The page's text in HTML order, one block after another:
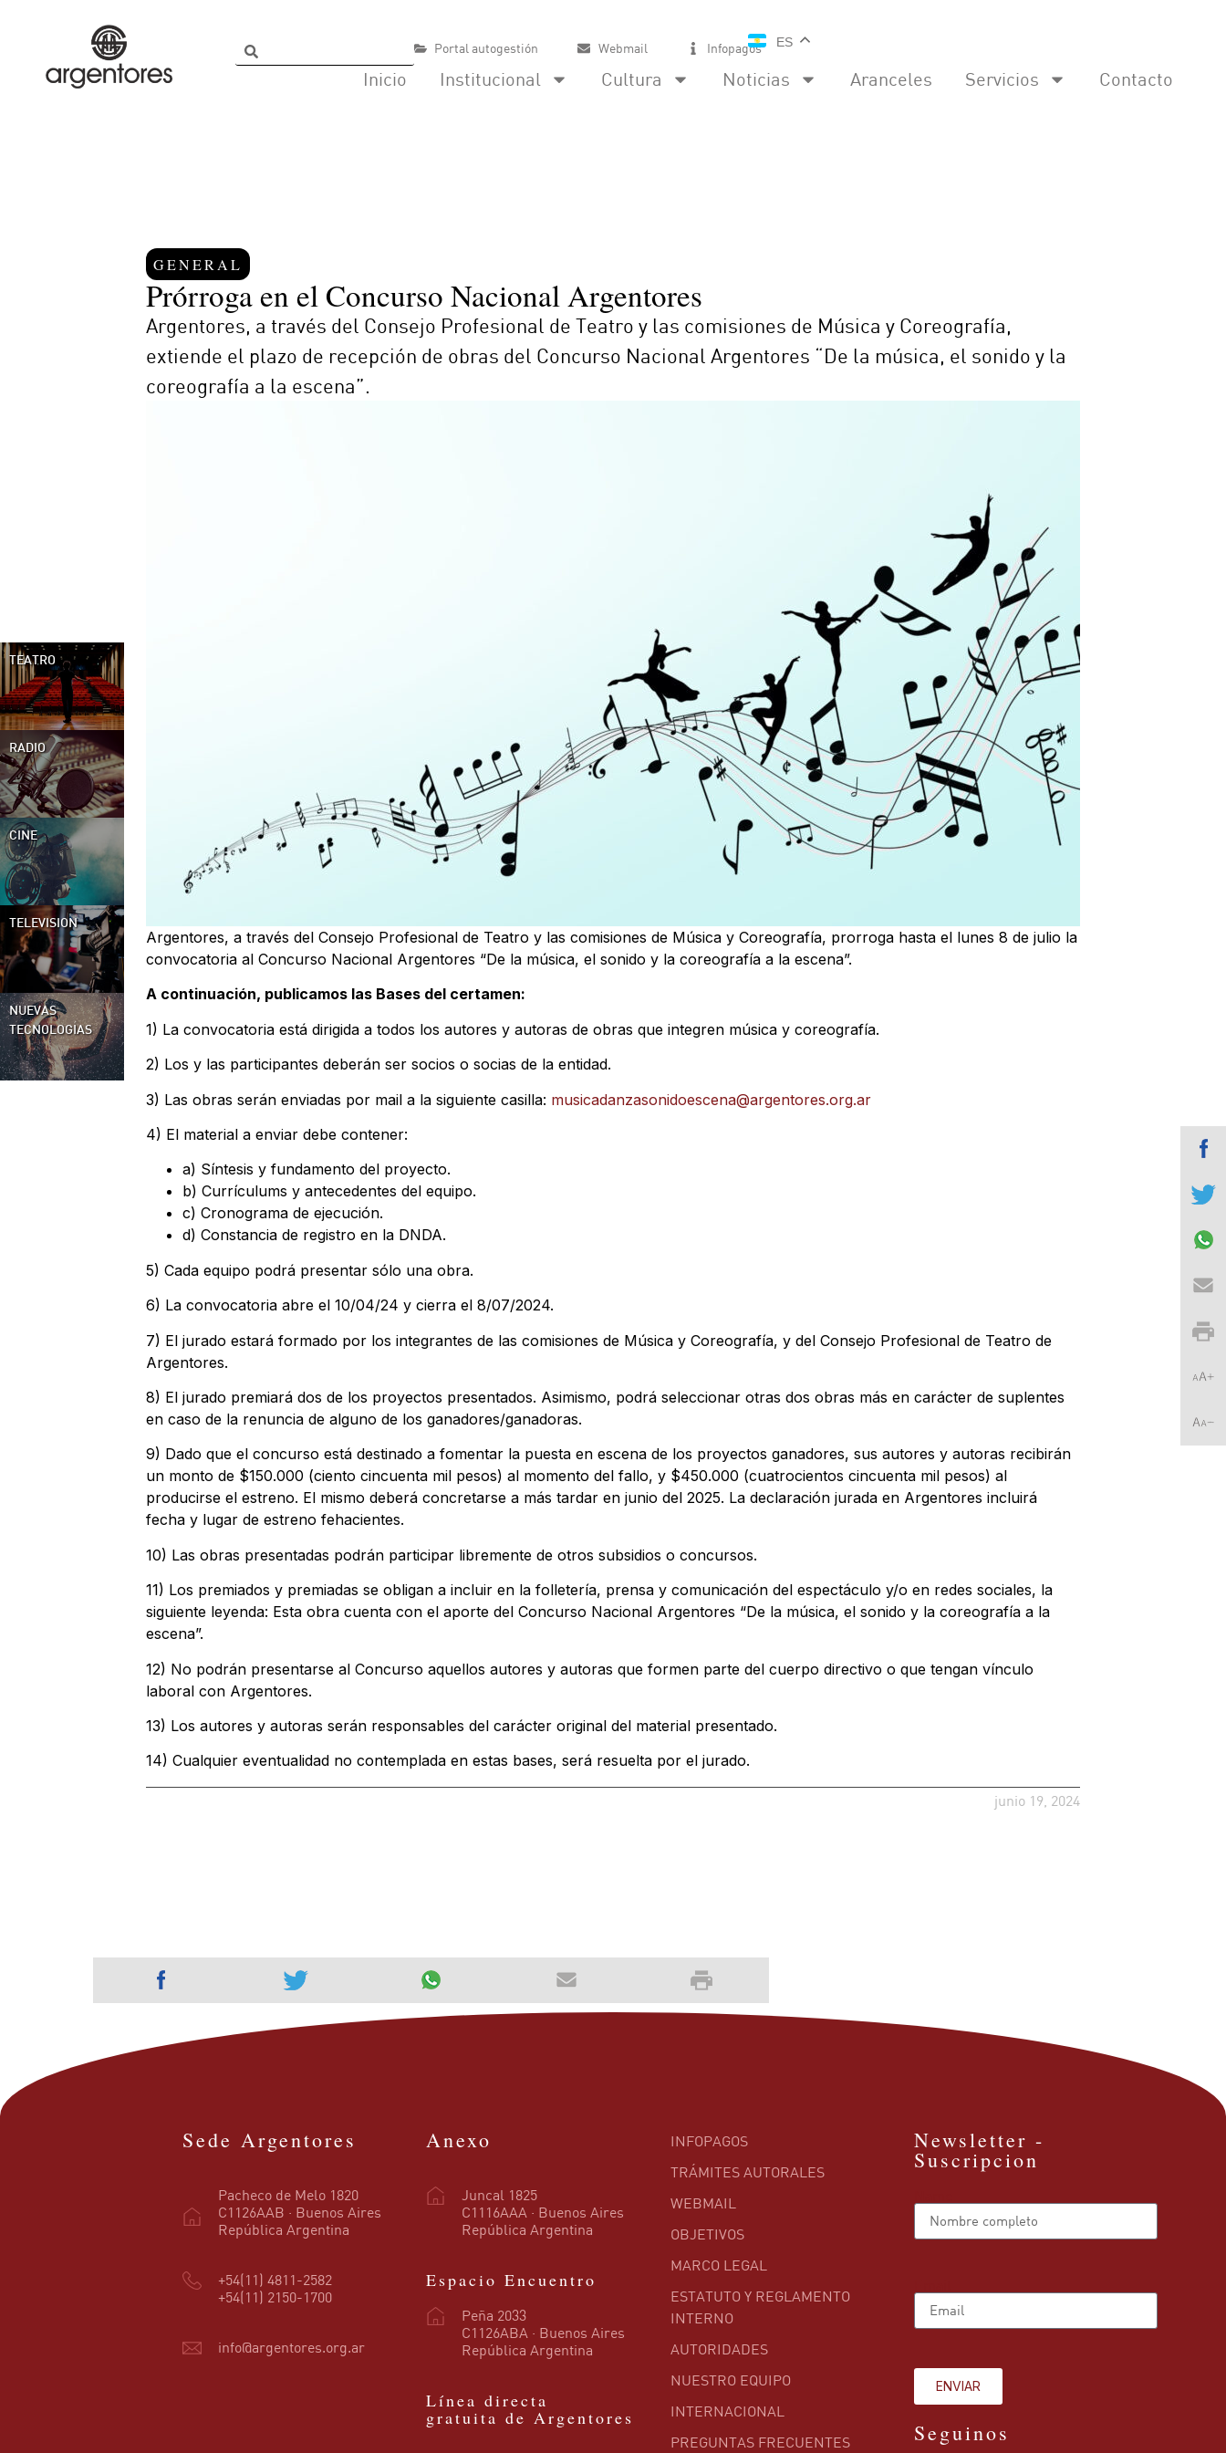
Inicio Institucional Cultura Noticias Aranceles Servicios Contacto
Portal autogestión Webmail Infopagos ES
TEATRO
RADIO
CINE
TELEVISION
NUEVAS
TECNOLOGÍAS
GENERAL
Prórroga en el Concurso Nacional Argentores
Argentores, a través del Consejo Profesional de Teatro y las comisiones de Música y Coreografía,
extiende el plazo de recepción de obras del Concurso Nacional Argentores “De la música, el sonido y la
coreografía a la escena”.
Argentores, a través del Consejo Profesional de Teatro y las comisiones de Música y Coreografía, prorroga hasta el lunes 8 de julio la
convocatoria al Concurso Nacional Argentores “De la música, el sonido y la coreografía a la escena”.
A continuación, publicamos las Bases del certamen:
1) La convocatoria está dirigida a todos los autores y autoras de obras que integren música y coreografía.
2) Los y las participantes deberán ser socios o socias de la entidad.
3) Las obras serán enviadas por mail a la siguiente casilla: musicadanzasonidoescena@argentores.org.ar
4) El material a enviar debe contener:
a) Síntesis y fundamento del proyecto.
b) Currículums y antecedentes del equipo.
c) Cronograma de ejecución.
d) Constancia de registro en la DNDA.
5) Cada equipo podrá presentar sólo una obra.
6) La convocatoria abre el 10/04/24 y cierra el 8/07/2024.
7) El jurado estará formado por los integrantes de las comisiones de Música y Coreografía, y del Consejo Profesional de Teatro de
Argentores.
8) El jurado premiará dos de los proyectos presentados. Asimismo, podrá seleccionar otras dos obras más en carácter de suplentes
en caso de la renuncia de alguno de los ganadores/ganadoras.
9) Dado que el concurso está destinado a fomentar la puesta en escena de los proyectos ganadores, sus autores y autoras recibirán
un monto de $150.000 (ciento cincuenta mil pesos) al momento del fallo, y $450.000 (cuatrocientos cincuenta mil pesos) al
producirse el estreno. El mismo deberá concretarse a más tardar en junio del 2025. La declaración jurada en Argentores incluirá
fecha y lugar de estreno fehacientes.
10) Las obras presentadas podrán participar libremente de otros subsidios o concursos.
11) Los premiados y premiadas se obligan a incluir en la folletería, prensa y comunicación del espectáculo y/o en redes sociales, la
siguiente leyenda: Esta obra cuenta con el aporte del Concurso Nacional Argentores “De la música, el sonido y la coreografía a la
escena”.
12) No podrán presentarse al Concurso aquellos autores y autoras que formen parte del cuerpo directivo o que tengan vínculo
laboral con Argentores.
13) Los autores y autoras serán responsables del carácter original del material presentado.
14) Cualquier eventualidad no contemplada en estas bases, será resuelta por el jurado.
junio 19, 2024
Sede Argentores
Pacheco de Melo 1820
C1126AAB · Buenos Aires
República Argentina
+54(11) 4811-2582
+54(11) 2150-1700
info@argentores.org.ar
Anexo
Juncal 1825
C1116AAA · Buenos Aires
República Argentina
Espacio Encuentro
Peña 2033
C1126ABA · Buenos Aires
República Argentina
Línea directa
gratuita de Argentores
INFOPAGOS
TRÁMITES AUTORALES
WEBMAIL
OBJETIVOS
MARCO LEGAL
ESTATUTO Y REGLAMENTO
INTERNO
AUTORIDADES
NUESTRO EQUIPO
INTERNACIONAL
PREGUNTAS FRECUENTES
Newsletter -
Suscripcion
ENVIAR
Seguinos